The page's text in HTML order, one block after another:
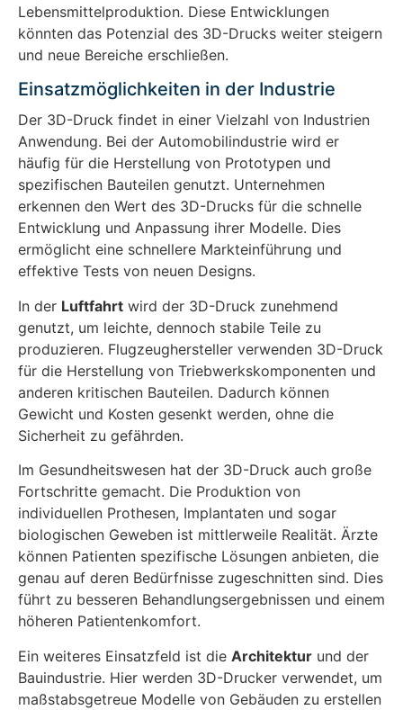
Lebensmittelproduktion. Diese Entwicklungen
könnten das Potenzial des 3D-Drucks weiter steigern
und neue Bereiche erschließen.
Einsatzmöglichkeiten in der Industrie
Der 3D-Druck findet in einer Vielzahl von Industrien
Anwendung. Bei der Automobilindustrie wird er
häufig für die Herstellung von Prototypen und
spezifischen Bauteilen genutzt. Unternehmen
erkennen den Wert des 3D-Drucks für die schnelle
Entwicklung und Anpassung ihrer Modelle. Dies
ermöglicht eine schnellere Markteinführung und
effektive Tests von neuen Designs.
In der Luftfahrt wird der 3D-Druck zunehmend
genutzt, um leichte, dennoch stabile Teile zu
produzieren. Flugzeughersteller verwenden 3D-Druck
für die Herstellung von Triebwerkskomponenten und
anderen kritischen Bauteilen. Dadurch können
Gewicht und Kosten gesenkt werden, ohne die
Sicherheit zu gefährden.
Im Gesundheitswesen hat der 3D-Druck auch große
Fortschritte gemacht. Die Produktion von
individuellen Prothesen, Implantaten und sogar
biologischen Geweben ist mittlerweile Realität. Ärzte
können Patienten spezifische Lösungen anbieten, die
genau auf deren Bedürfnisse zugeschnitten sind. Dies
führt zu besseren Behandlungsergebnissen und einem
höheren Patientenkomfort.
Ein weiteres Einsatzfeld ist die Architektur und der
Bauindustrie. Hier werden 3D-Drucker verwendet, um
maßstabsgetreue Modelle von Gebäuden zu erstellen